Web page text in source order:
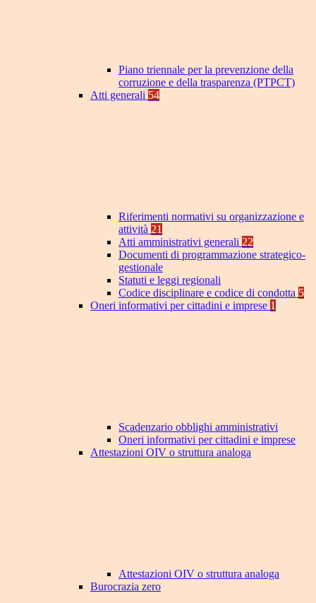
Piano triennale per la prevenzione della
corruzione e della trasparenza (PTPCT)
Atti generali 54
Riferimenti normativi su organizzazione e
attività 21
Atti amministrativi generali 22
Documenti di programmazione strategico-
gestionale
Statuti e leggi regionali
Codice disciplinare e codice di condotta 5
Oneri informativi per cittadini e imprese 1
Scadenzario obblighi amministrativi
Oneri informativi per cittadini e imprese
Attestazioni OIV o struttura analoga
Attestazioni OIV o struttura analoga
Burocrazia zero